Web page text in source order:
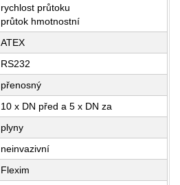
rychlost průtoku
průtok hmotnostní
ATEX
RS232
přenosný
10 x DN před a 5 x DN za
plyny
neinvazivní
Flexim